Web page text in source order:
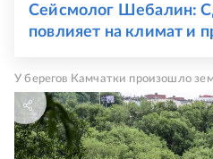
Сейсмолог Шебалин:
повлияет на климат и
У берегов Камчатки произошло